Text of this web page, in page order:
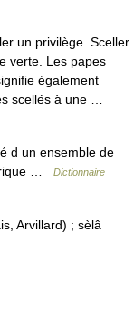
un privilège. Sceller
verte. Les papes
également
scellés à une …
d un ensemble de
…
Dictionnaire
Arvillard) ; sèlâ